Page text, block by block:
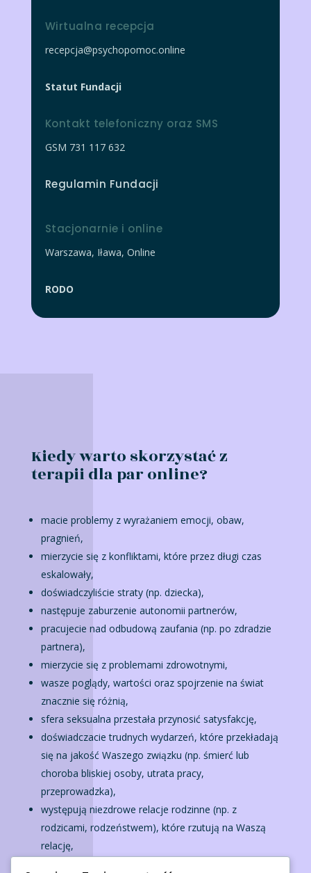
Wirtualna recepcja
recepcja@psychopomoc.online
Statut Fundacji
Kontakt telefoniczny oraz SMS
GSM 731 117 632
Regulamin Fundacji
Stacjonarnie i online
Warszawa, Iława, Online
RODO
Kiedy warto skorzystać z
terapii dla par online?
macie problemy z wyrażaniem emocji, obaw,
pragnień,
mierzycie się z konfliktami, które przez długi czas
eskalowały,
doświadczyliście straty (np. dziecka),
następuje zaburzenie autonomii partnerów,
pracujecie nad odbudową zaufania (np. po zdradzie
partnera),
mierzycie się z problemami zdrowotnymi,
wasze poglądy, wartości oraz spojrzenie na świat
znacznie się różnią,
sfera seksualna przestała przynosić satysfakcję,
doświadczacie trudnych wydarzeń, które przekładają
się na jakość Waszego związku (np. śmierć lub
choroba bliskiej osoby, utrata pracy,
przeprowadzka),
występują niezdrowe relacje rodzinne (np. z
rodzicami, rodzeństwem), które rzutują na Waszą
relację,